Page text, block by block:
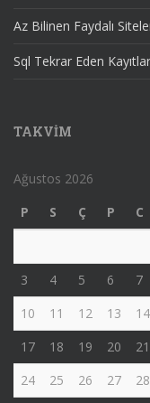
Az Bilinen Faydalı
Sql Tekrar Eden
TAKVIM
Ağustos 2026
P
S Ç P C
3
4 5 6 7
10
11 12 13 14
17
18 19 20 21
24
25 26 27 28